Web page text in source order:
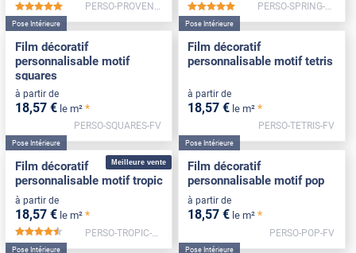
***** PERSO-PROVENCE-FV ***** PERSO-SPRING-FV
Pose Intérieure
Film décoratif
personnalisable motif
squares
à partir de
18,57 € le m² *
PERSO-SQUARES-FV
Pose Intérieure
Film décoratif
personnalisable motif tetris
à partir de
18,57 € le m² *
PERSO-TETRIS-FV
Meilleure vente
Pose Intérieure
Film décoratif
personnalisable motif tropic
à partir de
18,57 € le m² *
*****
PERSO-TROPIC-FV
Pose Intérieure
Film décoratif
personnalisable motif pop
à partir de
18,57 € le m² *
PERSO-POP-FV
Pose Intérieure Pose Intérieure